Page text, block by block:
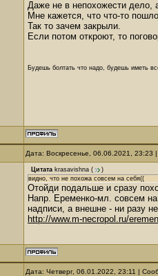
Даже не в непохожести дело,
Мне кажется, что что-то
Так то зачем закрыли.
Если потом откроют, то
Будешь болтать что надо, будешь иметь
Дата: Воскресенье, 06.06.2021,
Цитата krasavishna (
)
видно, что не похожа совсем на себя((
Отойди подальше и сразу
Напр. Еременко-мл. совсем
надписи, а внешне - ни разу
http://www.m-necropol.ru/
Дата: Четверг, 06.01.2022, 23:11 |